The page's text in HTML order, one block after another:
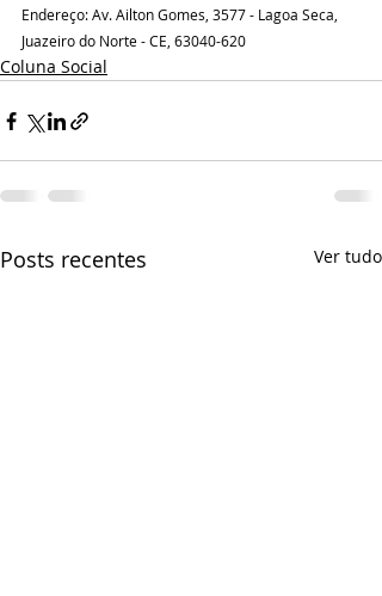
Endereço: Av. Ailton Gomes, 3577 - Lagoa Seca,
Juazeiro do Norte - CE, 63040-620
Coluna Social
Posts recentes Ver tudo